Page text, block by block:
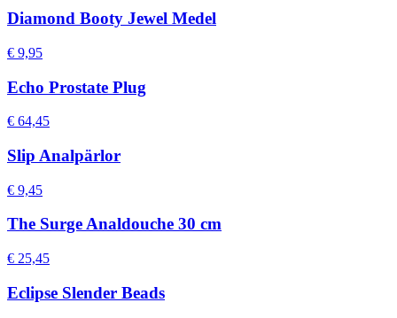
Diamond Booty Jewel Medel
€ 9,95
Echo Prostate Plug
€ 64,45
Slip Analpärlor
€ 9,45
The Surge Analdouche 30 cm
€ 25,45
Eclipse Slender Beads